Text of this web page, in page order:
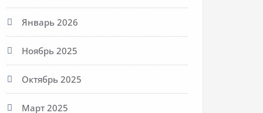
Январь 2026
Ноябрь 2025
Октябрь 2025
Март 2025